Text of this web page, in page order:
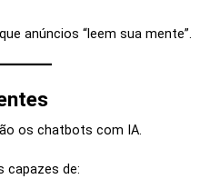
anúncios “leem sua mente”.
os chatbots com IA.
capazes de: